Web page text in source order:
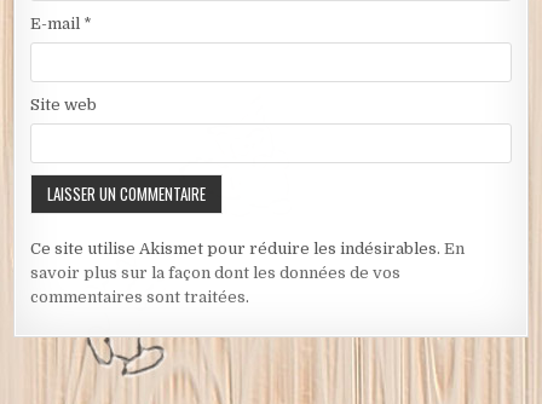
E-mail *
Site web
Ce site utilise Akismet pour réduire les indésirables.En
savoir plus sur la façon dont les données de vos
commentaires sont traitées.